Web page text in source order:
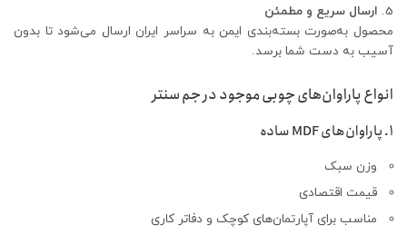
ارسال سریع و مطمئن
محصول به‌صورت بسته‌بندی ایمن به سراسر ایران ارسال می‌شود تا بدون
آسیب به دست شما برسد.
انواع پاراوان‌های چوبی موجود در جم سنتر
1. پاراوان‌های MDF ساده
وزن سبک
قیمت اقتصادی
مناسب برای آپارتمان‌های کوچک و دفاتر کاری